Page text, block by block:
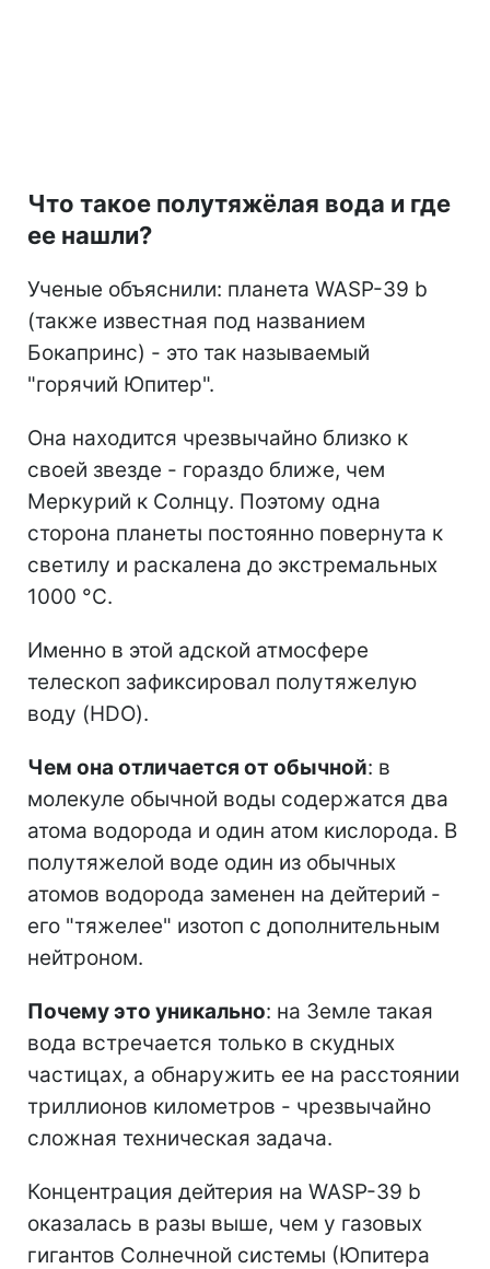
Что такое полутяжёлая вода и где
ее нашли?
Ученые объяснили: планета WASP-39 b
(также известная под названием
Бокапринс) - это так называемый
"горячий Юпитер".
Она находится чрезвычайно близко к
своей звезде - гораздо ближе, чем
Меркурий к Солнцу. Поэтому одна
сторона планеты постоянно повернута к
светилу и раскалена до экстремальных
1000 °C.
Именно в этой адской атмосфере
телескоп зафиксировал полутяжелую
воду (HDO).
Чем она отличается от обычной: в
молекуле обычной воды содержатся два
атома водорода и один атом кислорода. В
полутяжелой воде один из обычных
атомов водорода заменен на дейтерий -
его "тяжелее" изотоп с дополнительным
нейтроном.
Почему это уникально: на Земле такая
вода встречается только в скудных
частицах, а обнаружить ее на расстоянии
триллионов километров - чрезвычайно
сложная техническая задача.
Концентрация дейтерия на WASP-39 b
оказалась в разы выше, чем у газовых
гигантов Солнечной системы (Юпитера